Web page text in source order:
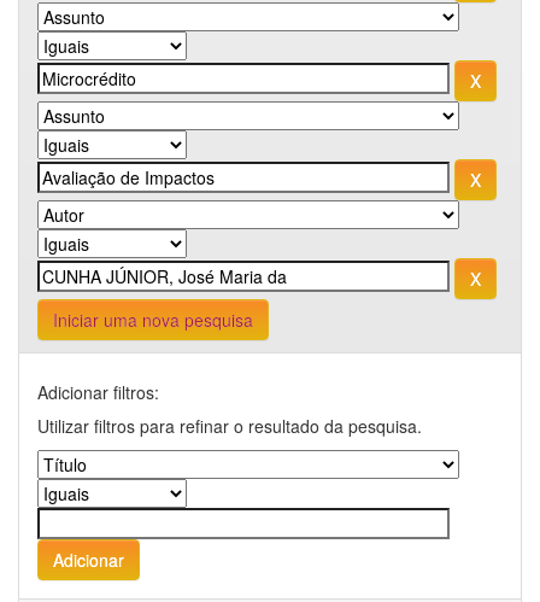
Iniciar uma nova pesquisa
Adicionar filtros:
Utilizar filtros para refinar o resultado da pesquisa.